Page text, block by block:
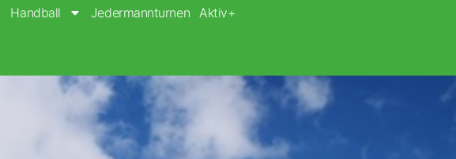
Handball Jedermannturnen Aktiv+